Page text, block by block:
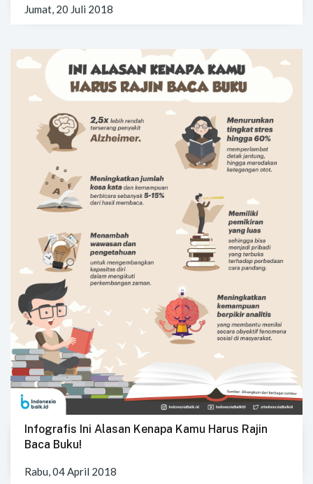
Jumat, 20 Juli 2018
Infografis Ini Alasan Kenapa Kamu Harus Rajin
Baca Buku!
Rabu, 04 April 2018